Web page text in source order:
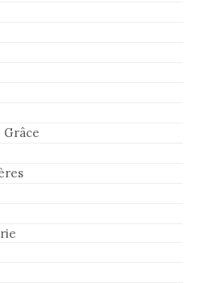
Grâce